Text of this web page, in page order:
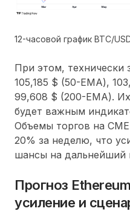
12-часовой график BTC/
При этом,
105,185 $ (50-EMA),
99,608 $ (200-EMA).
будет важным
Объемы торгов на
20% за неделю, что
шансы на дальнейший
Прогноз
усиление и